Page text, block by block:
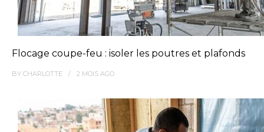
Flocage coupe-feu : isoler les poutres et plafonds
BY CHARLOTTE 2 MOIS AGO